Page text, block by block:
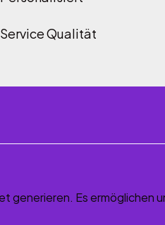
Service Qualität
generieren. Es ermöglichen